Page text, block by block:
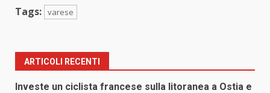
Tags: varese
ARTICOLI RECENTI
Investe un ciclista francese sulla litoranea a Ostia e